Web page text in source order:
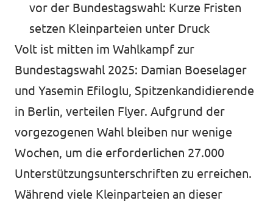
vor der Bundestagswahl: Kurze Fristen
setzen Kleinparteien unter Druck
Volt ist mitten im Wahlkampf zur
Bundestagswahl 2025: Damian Boeselager
und Yasemin Efiloglu, Spitzenkandidierende
in Berlin, verteilen Flyer. Aufgrund der
vorgezogenen Wahl bleiben nur wenige
Wochen, um die erforderlichen 27.000
Unterstützungsunterschriften zu erreichen.
Während viele Kleinparteien an dieser